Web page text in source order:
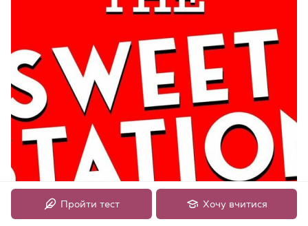
Пройти тест Хочу вчитися